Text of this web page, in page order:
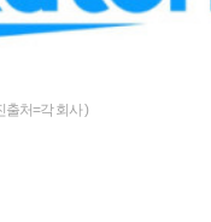
처=각 회사 )